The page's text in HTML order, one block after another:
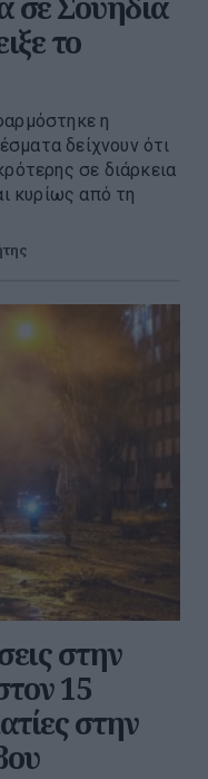
το
η
δείχνουν ότι
σε διάρκεια
κυρίως από τη
στην
15
στην